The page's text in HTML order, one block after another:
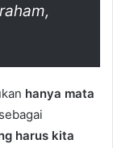
hanya mata
harus kita